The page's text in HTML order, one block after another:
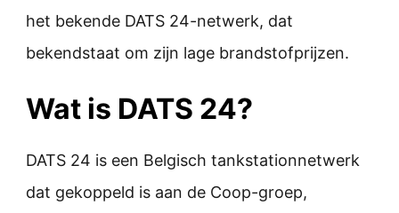
het bekende DATS 24-netwerk, dat
bekendstaat om zijn lage brandstofprijzen.
Wat is DATS 24?
DATS 24 is een Belgisch tankstationnetwerk
dat gekoppeld is aan de Coop-groep,